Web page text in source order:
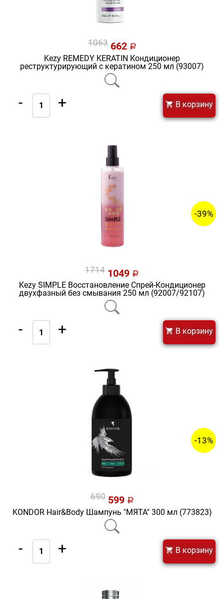
1063662 a
Kezy REMEDY KERATIN Кондиционер
реструктурирующий с кератином 250 мл (93007)
- + В корзину
-39%
1714 1049 a
Kezy SIMPLE Восстановление Спрей-Кондиционер
двухфазный без смывания 250 мл (92007/92107)
- + В корзину
-13%
690599 a
KONDOR Hair&Body Шампунь "МЯТА" 300 мл (773823)
- + В корзину